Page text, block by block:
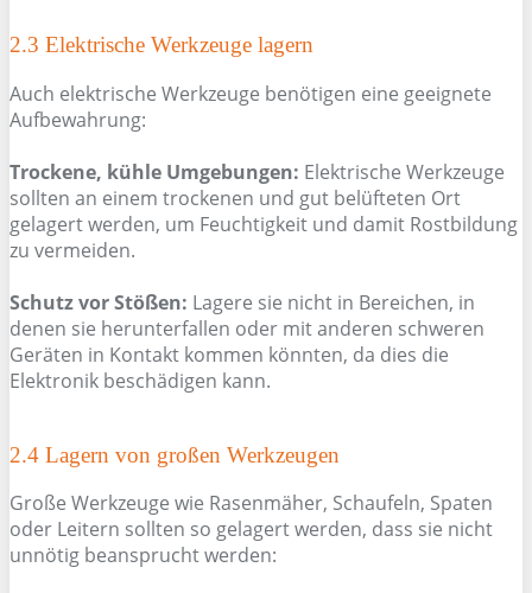
2.3 Elektrische Werkzeuge lagern
Auch elektrische Werkzeuge benötigen eine geeignete
Aufbewahrung:
Trockene, kühle Umgebungen: Elektrische Werkzeuge
sollten an einem trockenen und gut belüfteten Ort
gelagert werden, um Feuchtigkeit und damit Rostbildung
zu vermeiden.
Schutz vor Stößen: Lagere sie nicht in Bereichen, in
denen sie herunterfallen oder mit anderen schweren
Geräten in Kontakt kommen könnten, da dies die
Elektronik beschädigen kann.
2.4 Lagern von großen Werkzeugen
Große Werkzeuge wie Rasenmäher, Schaufeln, Spaten
oder Leitern sollten so gelagert werden, dass sie nicht
unnötig beansprucht werden: